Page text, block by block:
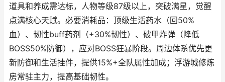
道具和养成需达标，人物等级87级以上，突破满星，觉醒
点满核心天赋。必要消耗品：顶级生活药水（回50%
血）、韧性buff药剂（+30%韧性）、破甲炸弹（降低
BOSS50%防御），应对BOSS狂暴阶段。周边体系优先更
新防御和生活挂件，提供15%+全队属性加成；浮游城修炼
房常驻主力，提高基础韧性。